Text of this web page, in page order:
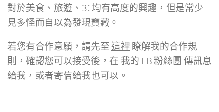
對於美食、旅遊、3C均有高度的興趣，但是常少
見多怪而自以為發現寶藏。
若您有合作意願，請先至 這裡 瞭解我的合作規
則，確認您可以接受後，在 我的 FB 粉絲團 傳訊息
給我，或者寄信給我也可以。